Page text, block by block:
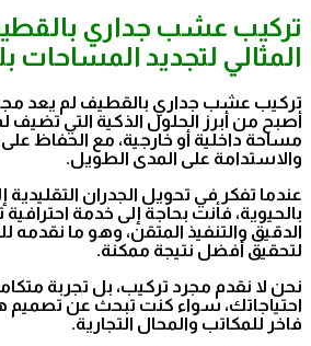
تركيب عشب جداري
المثالي لتجديد
تركيب عشب جداري بالقطيف لم يعد
أصبح من أبرز الحلول الذكية التي تضيف
مساحة داخلية أو خارجية، مع الحفاظ
والاستدامة على المدى الطويل.
عندما تفكر في تحويل الجدران التقليدية
بالحيوية، فأنت بحاجة إلى خدمة
الدقيق والتنفيذ المتقن، وهو ما
لتحقيق أفضل نتيجة ممكنة.
نحن لا نقدم مجرد تركيب، بل تجربة
احتياجاتك، سواء كنت تبحث عن تصميم
فاخر للمكاتب والمحال التجارية.